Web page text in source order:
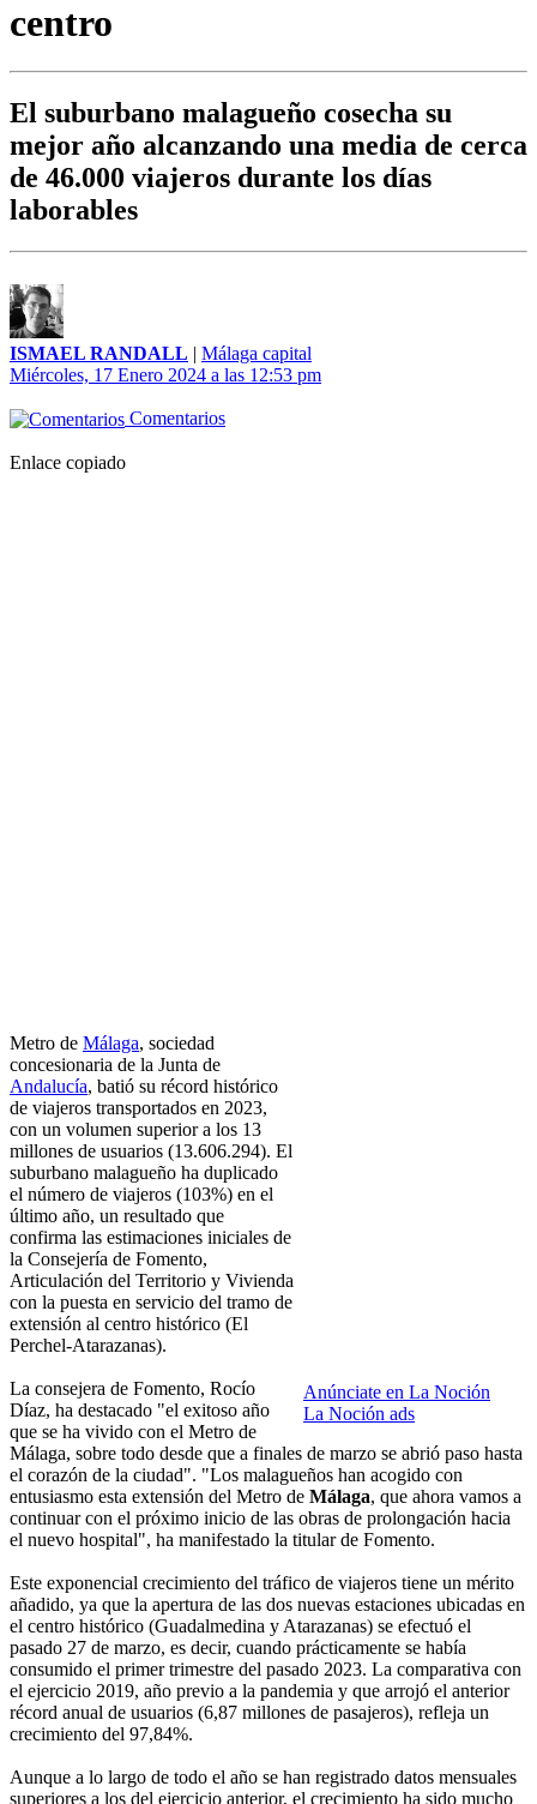
centro
El suburbano malagueño cosecha su
mejor año alcanzando una media de cerca
de 46.000 viajeros durante los días
laborables
ISMAEL RANDALL | Málaga capital
Miércoles, 17 Enero 2024 a las 12:53 pm
Comentarios
Enlace copiado
Anúnciate en La Noción
La Noción ads
Metro de Málaga, sociedad
concesionaria de la Junta de
Andalucía, batió su récord histórico
de viajeros transportados en 2023,
con un volumen superior a los 13
millones de usuarios (13.606.294). El
suburbano malagueño ha duplicado
el número de viajeros (103%) en el
último año, un resultado que
confirma las estimaciones iniciales de
la Consejería de Fomento,
Articulación del Territorio y Vivienda
con la puesta en servicio del tramo de
extensión al centro histórico (El
Perchel-Atarazanas).
La consejera de Fomento, Rocío
Díaz, ha destacado "el exitoso año
que se ha vivido con el Metro de
Málaga, sobre todo desde que a finales de marzo se abrió paso hasta
el corazón de la ciudad". "Los malagueños han acogido con
entusiasmo esta extensión del Metro de Málaga, que ahora vamos a
continuar con el próximo inicio de las obras de prolongación hacia
el nuevo hospital", ha manifestado la titular de Fomento.
Este exponencial crecimiento del tráfico de viajeros tiene un mérito
añadido, ya que la apertura de las dos nuevas estaciones ubicadas en
el centro histórico (Guadalmedina y Atarazanas) se efectuó el
pasado 27 de marzo, es decir, cuando prácticamente se había
consumido el primer trimestre del pasado 2023. La comparativa con
el ejercicio 2019, año previo a la pandemia y que arrojó el anterior
récord anual de usuarios (6,87 millones de pasajeros), refleja un
crecimiento del 97,84%.
Aunque a lo largo de todo el año se han registrado datos mensuales
superiores a los del ejercicio anterior, el crecimiento ha sido mucho